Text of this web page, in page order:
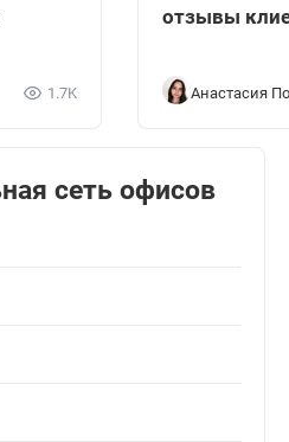
1.7K
отзывы
Анастасия
сеть офисов